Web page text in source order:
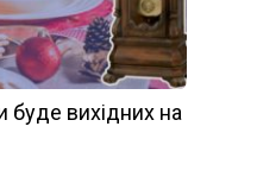
буде вихідних на